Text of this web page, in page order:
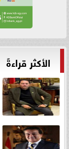
الأكثر قراءةً